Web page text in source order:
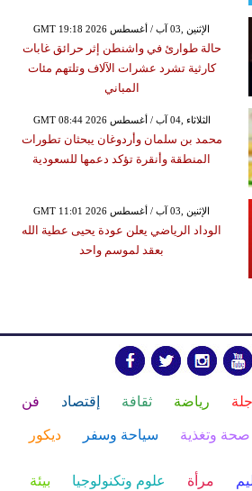
GMT 19:18 2026 الإثنين ,03 آب / أغسطس
حالة طوارئ في واشنطن إثر حرائق غابات
كارثية تشرد عشرات الآلاف وتلتهم مئات
المباني
GMT 08:44 2026 الثلاثاء ,04 آب / أغسطس
محمد بن سلمان وأردوغان يبحثان تطورات
المنطقة وأنقرة تؤكد دعمها للسعودية
GMT 11:01 2026 الإثنين ,03 آب / أغسطس
الوداد الرياضي يعلن عودة يحيى عطية الله
بعقد لموسم واحد
رياضة ثقافة إقتصاد فن
صحة وتغذية سياحة وسفر ديكور
مرأة علوم وتكنولوجيا بيئة